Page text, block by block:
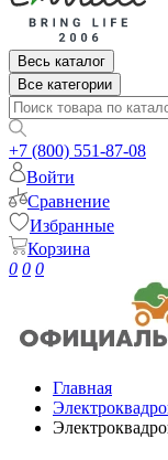
Весь каталог
Все категории
+7 (800) 551-87-08
Войти
Сравнение
Избранные
Корзина
0 0 0
Главная